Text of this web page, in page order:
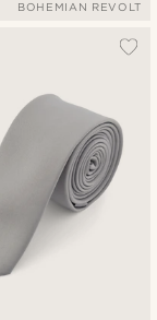
BOHEMIAN REVOLT